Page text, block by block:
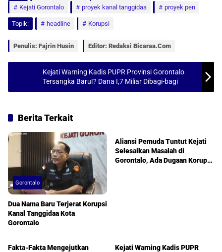
t
s
e
b
k
i
l
r
e
Kejati Gorontalo proyek kanal tanggidaa proyek pen
Topik: headline Korupsi
Penulis: Fajrin Husin Editor: Redaksi Bicaraa.com
Kejati Warning Kadis PUPR Provinsi Gorontalo
Tersangka Baru!? Dana I,7 Miliar Dibagi-bagi
Berita Terkait
Gorontalo
Dua Nama Baru Terjerat Korupsi
Kanal Tanggidaa Kota
Gorontalo
Aliansi Pemuda Tuntut Kejati
Selesaikan Masalah di
Gorontalo, Ada Dugaan Korupsi
Gorontalo
Fakta-Fakta Mengejutkan
Kejati Warning Kadis PUPR